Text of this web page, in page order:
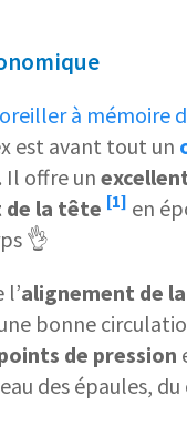
oreiller à mémoire
est avant tout un
. Il offre un
de la tête [1] en
👌
alignement de
bonne
de pression
des épaules,